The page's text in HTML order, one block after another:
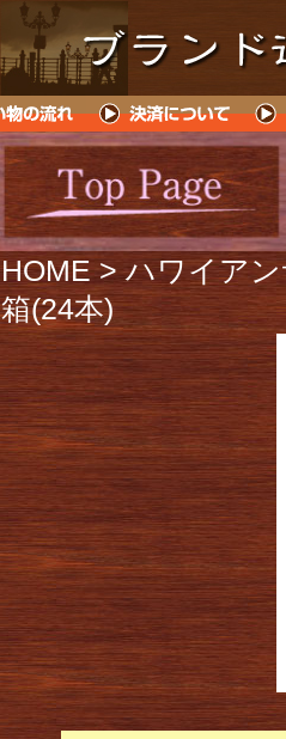
HOME > ハワイア
箱(24本)